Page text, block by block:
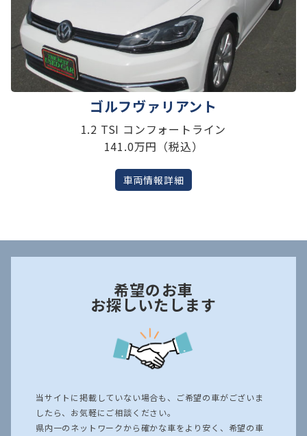
ゴルフヴァリアント
1.2 TSI コンフォートライン
141.0万円（税込）
車両情報詳細
希望のお車
お探しいたします
当サイトに掲載していない場合も、ご希望の車がございま
したら、お気軽にご相談ください。
県内一のネットワークから確かな車をより安く、希望の車